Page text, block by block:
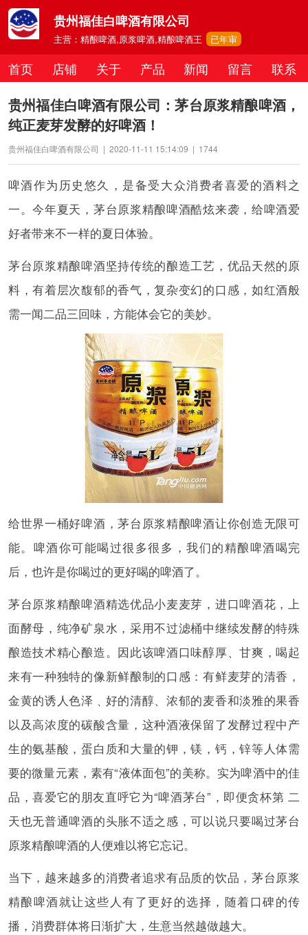
贵州福佳白啤酒有限公司
主营：精酿啤酒,原浆啤酒,精酿啤酒王 已年审
首页 店铺 关于 产品 新闻 留言 联系
贵州福佳白啤酒有限公司：茅台原浆精酿啤酒，
纯正麦芽发酵的好啤酒！
贵州福佳白啤酒有限公司 | 2020-11-11 15:14:09 | 1744
啤酒作为历史悠久，是备受大众消费者喜爱的酒料之
一。今年夏天，茅台原浆精酿啤酒酷炫来袭，给啤酒爱
好者带来不一样的夏日体验。
茅台原浆精酿啤酒坚持传统的酿造工艺，优品天然的原
料，有着层次馥郁的香气，复杂变幻的口感，如红酒般
需一闻二品三回味，方能体会它的美妙。
给世界一桶好啤酒，茅台原浆精酿啤酒让你创造无限可
能。啤酒你可能喝过很多很多，我们的精酿啤酒喝完
后，也许是你喝过的更好喝的啤酒了。
茅台原浆精酿啤酒精选优品小麦麦芽，进口啤酒花，上
面酵母，纯净矿泉水，采用不过滤桶中继续发酵的特殊
酿造技术精心酿造。因此该啤酒口味醇厚、甘爽，喝起
来有一种独特的像新鲜酿制的口感：有鲜麦芽的清香，
金黄的诱人色泽﹑好的清醇、浓郁的麦香和淡雅的果香
以及高浓度的碳酸含量，这种酒液保留了发酵过程中产
生的氨基酸，蛋白质和大量的钾，镁，钙，锌等人体需
要的微量元素，素有“液体面包”的美称。实为啤酒中的佳
品，喜爱它的朋友直呼它为“啤酒茅台”，即便贪杯第 二
天也无普通啤酒的头胀不适之感，可以说只要喝过茅台
原浆精酿啤酒的人便难以将它忘记。
当下，越来越多的消费者追求有品质的饮品，茅台原浆
精酿啤酒就让这些人有了更好的选择，随着口碑的传
播，消费群体将日渐扩大，生意当然越做越大。